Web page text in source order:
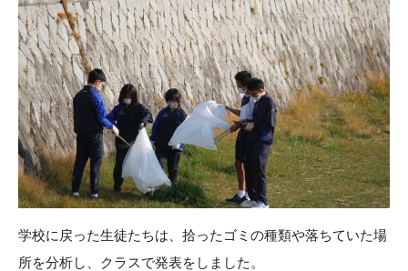
学校に戻った生徒たちは、拾ったゴミの種類や落ちていた場
所を分析し、クラスで発表をしました。